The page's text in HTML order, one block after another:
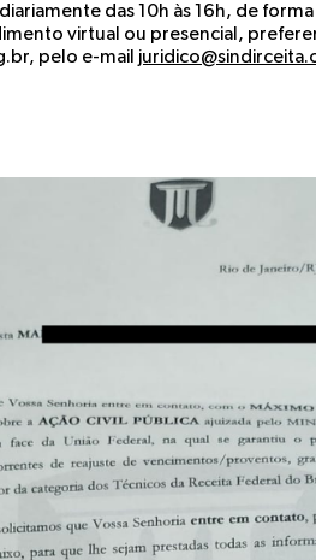
das 10h às 16h, de
virtual ou presencial,
pelo e-mail